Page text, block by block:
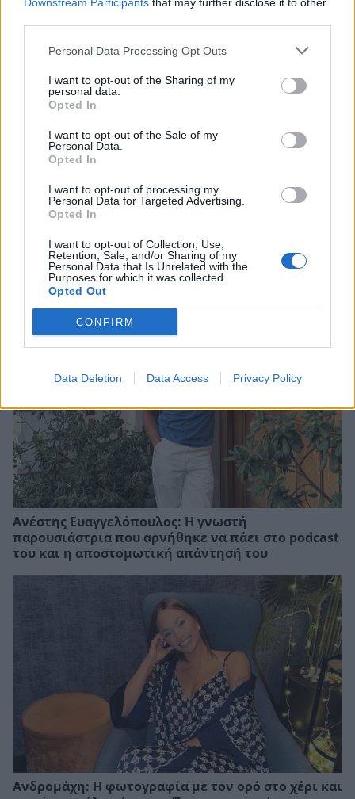
Personal Data Processing Opt Outs
I want to opt-out of the Sharing of my
personal data.
Opted In
I want to opt-out of the Sale of my
Personal Data.
Opted In
I want to opt-out of processing my
Personal Data for Targeted Advertising.
Opted In
I want to opt-out of Collection, Use,
Retention, Sale, and/or Sharing of my
Personal Data that Is Unrelated with the
Purposes for which it was collected.
Opted Out
CONFIRM
Data Deletion Data Access Privacy Policy
Ευρυδίκη Βαλαβάνη: Οικογενειακές στιγμές στην
Εύβοια μαζί με τον Γρηγόρη Μόργκαν και τον γιο
Η Αποστολία Ζώη ξεκαθαρίζει: «Βαρέθηκα να λένε
πως τα άφησα όλα για έναν έρωτα»
Ανέστης Ευαγγελόπουλος: Η γνωστή
παρουσιάστρια που αρνήθηκε να πάει στο podcast
του και η αποστομωτική απάντησή του
Ανδρομάχη: Η φωτογραφία με τον ορό στο χέρι και